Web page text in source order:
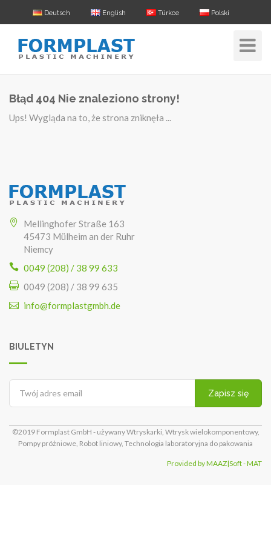
Deutsch English Türkce Polski
Toggle
Błąd 404 Nie znaleziono strony!
Ups! Wygląda na to, że strona zniknęła ...
Mellinghofer Straße 163
45473 Mülheim an der Ruhr
Niemcy
0049 (208) / 38 99 633
0049 (208) / 38 99 635
info@formplastgmbh.de
BIULETYN
Zapisz się
©2019 Formplast GmbH - używany Wtryskarki, Wtrysk wielokomponentowy,
Pompy próżniowe, Robot liniowy, Technologia laboratoryjna do pakowania
Provided by MAAZ|Soft - MAT